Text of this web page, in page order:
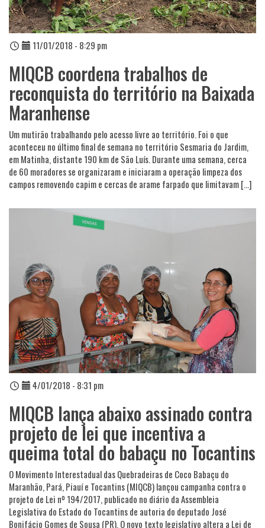
11/01/2018 - 8:29 pm
MIQCB coordena trabalhos de
reconquista do território na Baixada
Maranhense
Um mutirão trabalhando pelo acesso livre ao território. Foi o que
aconteceu no último final de semana no território Sesmaria do Jardim,
em Matinha, distante 190 km de São Luís. Durante uma semana, cerca
de 60 moradores se organizaram e iniciaram a operação limpeza dos
campos removendo capim e cercas de arame farpado que limitavam […]
4/01/2018 - 8:31 pm
MIQCB lança abaixo assinado contra
projeto de lei que incentiva a
queima total do babaçu no Tocantins
O Movimento Interestadual das Quebradeiras de Coco Babaçu do
Maranhão, Pará, Piauí e Tocantins (MIQCB) lançou campanha contra o
projeto de Lei nº 194/2017, publicado no diário da Assembleia
Legislativa do Estado do Tocantins de autoria do deputado José
Bonifácio Gomes de Sousa (PR). O novo texto legislativo altera a Lei de